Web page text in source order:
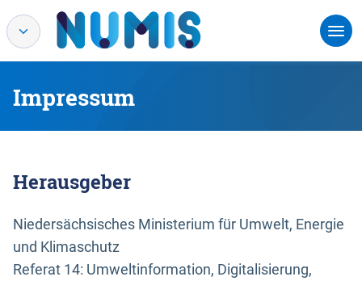
Impressum
Herausgeber
Niedersächsisches Ministerium für Umwelt, Energie
und Klimaschutz
Referat 14: Umweltinformation, Digitalisierung,